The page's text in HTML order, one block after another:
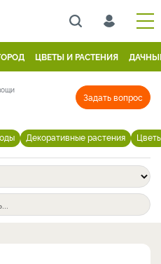
ЦВЕТЫ И РАСТЕНИЯ
Задать вопрос
Декоративные растения